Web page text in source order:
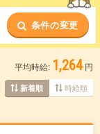
近隣駅のお仕事もご
条件の変更
平均時給: 1,264 円
新着順 時給順